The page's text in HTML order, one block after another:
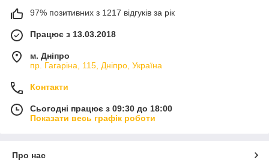
97% позитивних з 1217 відгуків за рік
Працює з 13.03.2018
м. Дніпро
пр. Гагаріна, 115, Дніпро, Україна
Контакти
Сьогодні працює з 09:30 до 18:00
Показати весь графік роботи
Про нас